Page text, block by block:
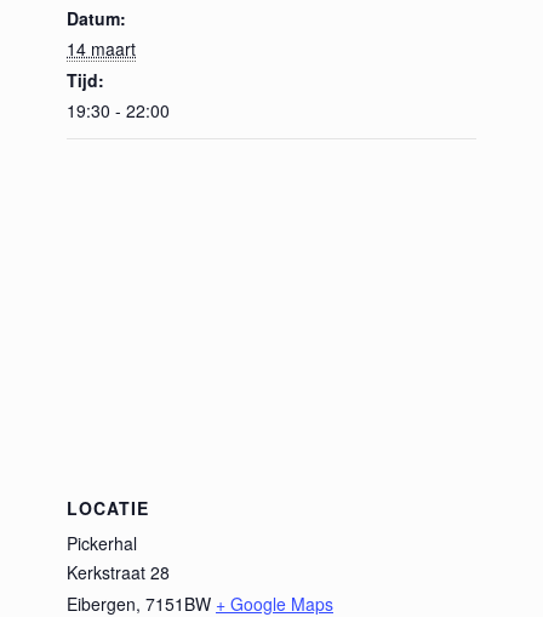
Datum:
14 maart
Tijd:
19:30 - 22:00
LOCATIE
Pickerhal
Kerkstraat 28
Eibergen, 7151BW + Google Maps